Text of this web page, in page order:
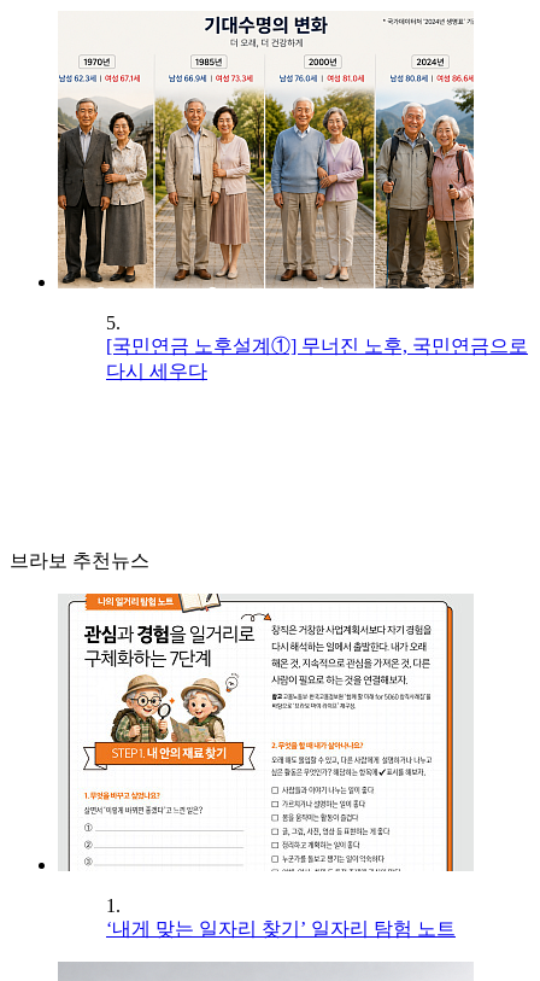
5.
[국민연금 노후설계①] 무너진 노후, 국민연금으로
다시 세우다
브라보 추천뉴스
1.
‘내게 맞는 일자리 찾기’ 일자리 탐험 노트